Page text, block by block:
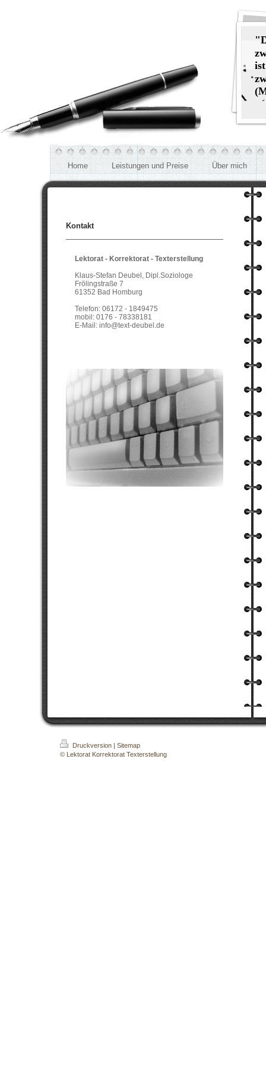
Home Leistungen und Preise Über mich
Kontakt
Lektorat - Korrektorat - Texterstellung
Klaus-Stefan Deubel, Dipl.Soziologe
Frölingstraße 7
61352 Bad Homburg
Telefon: 06172 - 1849475
mobil: 0176 - 78338181
E-Mail: info@text-deubel.de
Druckversion
Sitemap
© Lektorat Korrektorat Texterstellung